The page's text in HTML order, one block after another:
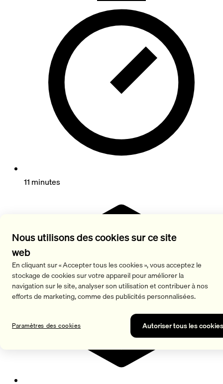
11 minutes
Nous utilisons des cookies sur ce site
web
En cliquant sur « Accepter tous les cookies », vous acceptez le
stockage de cookies sur votre appareil pour améliorer la
navigation sur le site, analyser son utilisation et contribuer à nos
efforts de marketing, comme des publicités personnalisées.
Autoriser tous les cookies
Paramètres des cookies